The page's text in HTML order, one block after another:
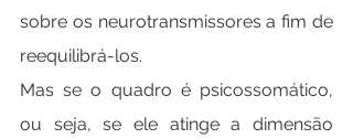
sobre os neurotransmissores a fim de
reequilibrá-los.
Mas se o quadro é psicossomático,
ou seja, se ele atinge a dimensão